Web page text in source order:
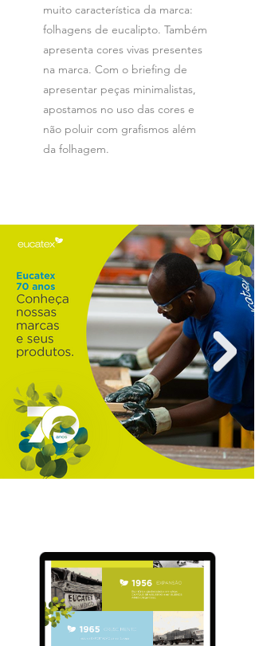
muito característica da marca:
folhagens de eucalipto. Também
apresenta cores vivas presentes
na marca. Com o briefing de
apresentar peças minimalistas,
apostamos no uso das cores e
não poluir com grafismos além
da folhagem.